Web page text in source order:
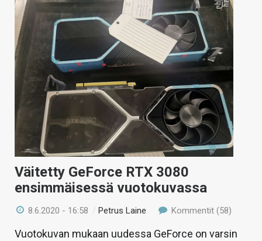
Väitetty GeForce RTX 3080
ensimmäisessä vuotokuvassa
8.6.2020 - 16:58 /Petrus Laine Kommentit (58)
Vuotokuvan mukaan uudessa GeForce on varsin